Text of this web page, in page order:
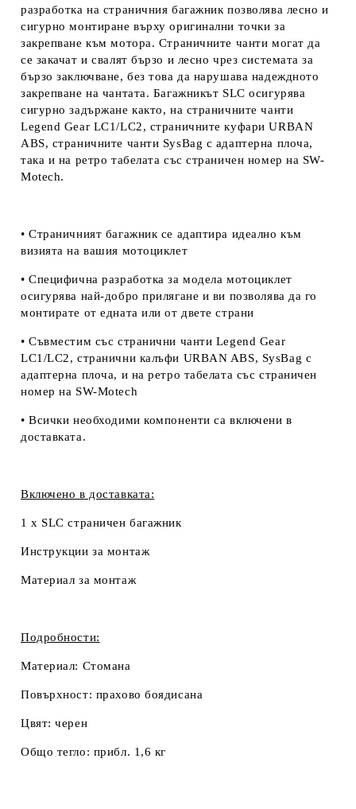
разработка на страничния багажник позволява лесно и
сигурно монтиране върху оригинални точки за
закрепване към мотора. Страничните чанти могат да
се закачат и свалят бързо и лесно чрез системата за
бързо заключване, без това да нарушава надеждното
закрепване на чантата. Багажникът SLC осигурява
сигурно задържане както, на страничните чанти
Legend Gear LC1/LC2, страничните куфари URBAN
ABS, страничните чанти SysBag с адаптерна плоча,
така и на ретро табелата със страничен номер на SW-
Motech.
• Страничният багажник се адаптира идеално към
визията на вашия мотоциклет
• Специфична разработка за модела мотоциклет
осигурява най-добро прилягане и ви позволява да го
монтирате от едната или от двете страни
• Съвместим със странични чанти Legend Gear
LC1/LC2, странични калъфи URBAN ABS, SysBag с
адаптерна плоча, и на ретро табелата със страничен
номер на SW-Motech
• Всички необходими компоненти са включени в
доставката.
Включено в доставката:
1 x SLC страничен багажник
Инструкции за монтаж
Материал за монтаж
Подробности:
Материал: Стомана
Повърхност: прахово боядисана
Цвят:черен
Общо тегло: прибл. 1,6 кг